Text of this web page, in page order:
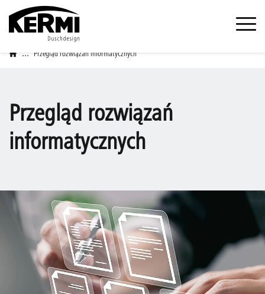
... Przegląd rozwiązań informatycznych
Przegląd rozwiązań
informatycznych